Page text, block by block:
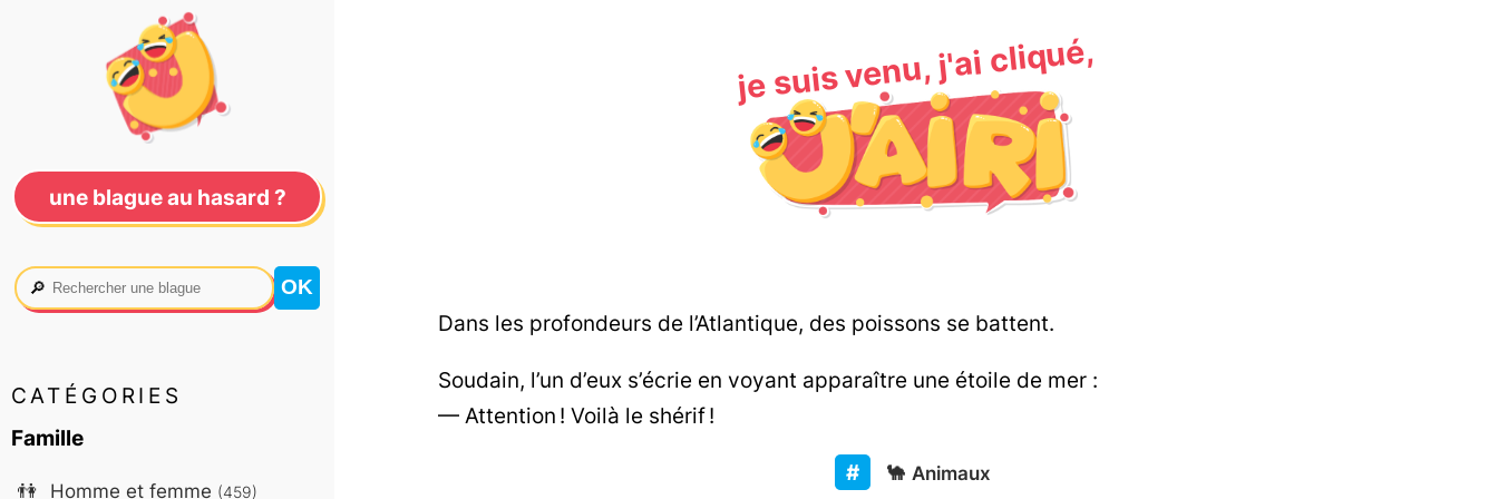
je suis venu, j'ai cliqué,
Dans les profondeurs de l’Atlantique, des poissons se battent.
Soudain, l’un d’eux s’écrie en voyant apparaître une étoile de mer :
— Attention ! Voilà le shérif !
🐪 Animaux
une blague au hasard ?
🔎
CATÉGORIES
Famille
👫 Homme et femme (459)